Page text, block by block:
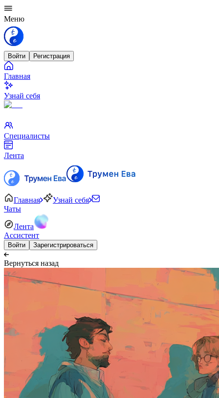
Меню
Войти Регистрация
Главная
Узнай себя
Специалисты
Лента
Главная
Узнай себя
Чаты
Лента
Ассистент
Войти Зарегистрироваться
Вернуться назад